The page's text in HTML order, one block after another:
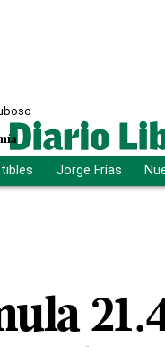
Jorge Frías